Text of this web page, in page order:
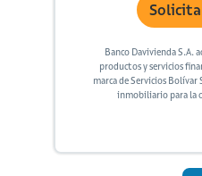
Banco Davivienda S.A.
productos y servicios
marca de Servicios
inmobiliario para la